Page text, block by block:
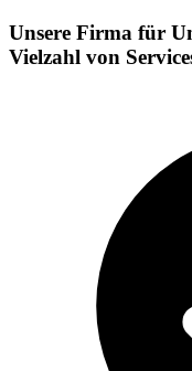
Unsere Firma für
Vielzahl von